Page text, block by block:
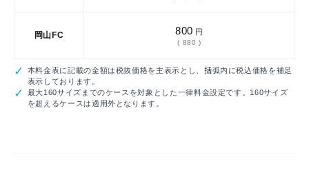
岡山FC 800 円
( 880 )
本料金表に記載の金額は税抜価格を主表示とし、括弧内に税込価格を補足
表示しております。
最大160サイズまでのケースを対象とした一律料金設定です。160サイズ
を超えるケースは適用外となります。